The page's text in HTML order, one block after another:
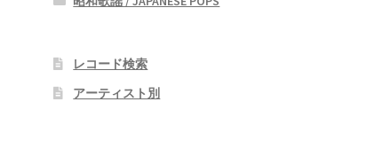
レコード検索
アーティスト別